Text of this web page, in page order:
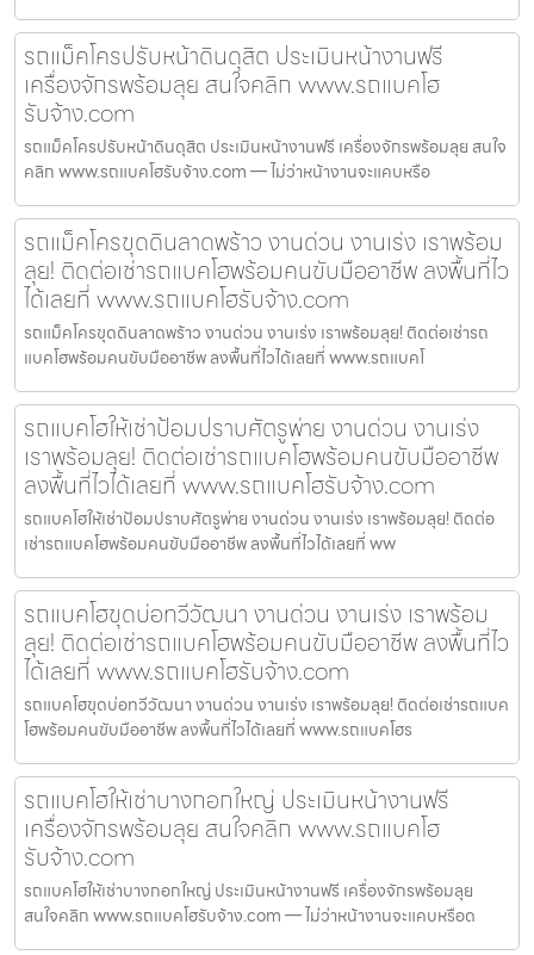
รถแม็คโครปรับหน้าดินดุสิต ประเมินหน้างานฟรี
เครื่องจักรพร้อมลุย สนใจคลิก www.รถแบคโฮ
รับจ้าง.com
รถแม็คโครปรับหน้าดินดุสิต ประเมินหน้างานฟรี เครื่องจักรพร้อมลุย สนใจ
คลิก www.รถแบคโฮรับจ้าง.com — ไม่ว่าหน้างานจะแคบหรือ
รถแม็คโครขุดดินลาดพร้าว งานด่วน งานเร่ง เราพร้อม
ลุย! ติดต่อเช่ารถแบคโฮพร้อมคนขับมืออาชีพ ลงพื้นที่ไว
ได้เลยที่ www.รถแบคโฮรับจ้าง.com
รถแม็คโครขุดดินลาดพร้าว งานด่วน งานเร่ง เราพร้อมลุย! ติดต่อเช่ารถ
แบคโฮพร้อมคนขับมืออาชีพ ลงพื้นที่ไวได้เลยที่ www.รถแบคโ
รถแบคโฮให้เช่าป้อมปราบศัตรูพ่าย งานด่วน งานเร่ง
เราพร้อมลุย! ติดต่อเช่ารถแบคโฮพร้อมคนขับมืออาชีพ
ลงพื้นที่ไวได้เลยที่ www.รถแบคโฮรับจ้าง.com
รถแบคโฮให้เช่าป้อมปราบศัตรูพ่าย งานด่วน งานเร่ง เราพร้อมลุย! ติดต่อ
เช่ารถแบคโฮพร้อมคนขับมืออาชีพ ลงพื้นที่ไวได้เลยที่ ww
รถแบคโฮขุดบ่อทวีวัฒนา งานด่วน งานเร่ง เราพร้อม
ลุย! ติดต่อเช่ารถแบคโฮพร้อมคนขับมืออาชีพ ลงพื้นที่ไว
ได้เลยที่ www.รถแบคโฮรับจ้าง.com
รถแบคโฮขุดบ่อทวีวัฒนา งานด่วน งานเร่ง เราพร้อมลุย! ติดต่อเช่ารถแบค
โฮพร้อมคนขับมืออาชีพ ลงพื้นที่ไวได้เลยที่ www.รถแบคโฮร
รถแบคโฮให้เช่าบางกอกใหญ่ ประเมินหน้างานฟรี
เครื่องจักรพร้อมลุย สนใจคลิก www.รถแบคโฮ
รับจ้าง.com
รถแบคโฮให้เช่าบางกอกใหญ่ ประเมินหน้างานฟรี เครื่องจักรพร้อมลุย
สนใจคลิก www.รถแบคโฮรับจ้าง.com — ไม่ว่าหน้างานจะแคบหรือด